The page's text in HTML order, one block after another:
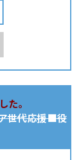
。
世代応援■役